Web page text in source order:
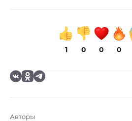
1 0 0 0
Авторы